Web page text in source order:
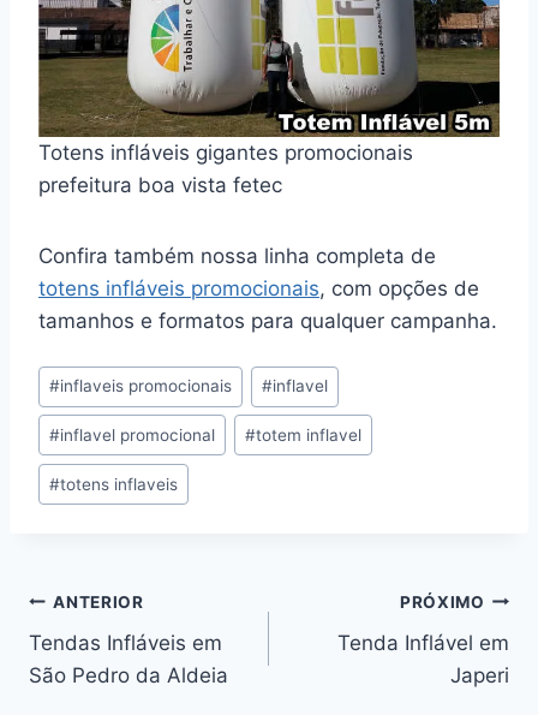
Totens infláveis gigantes promocionais
prefeitura boa vista fetec
Confira também nossa linha completa de
totens infláveis promocionais, com opções de
tamanhos e formatos para qualquer campanha.
Tags
do
Post:
#inflaveis promocionais #inflavel
#inflavel promocional #totem inflavel
#totens inflaveis
Navegação
de
ANTERIOR
Tendas Infláveis em
São Pedro da Aldeia
PRÓXIMO
Tenda Inflável em
Japeri